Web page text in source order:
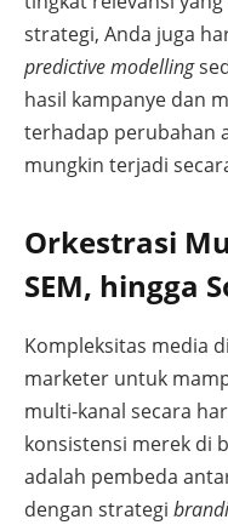
strategi, Anda juga
predictive modelling
hasil kampanye dan
terhadap perubahan
mungkin terjadi
Orkestrasi
SEM, hingga
Kompleksitas media
marketer untuk
multi-kanal secara
konsistensi merek di
adalah pembeda
dengan strategi